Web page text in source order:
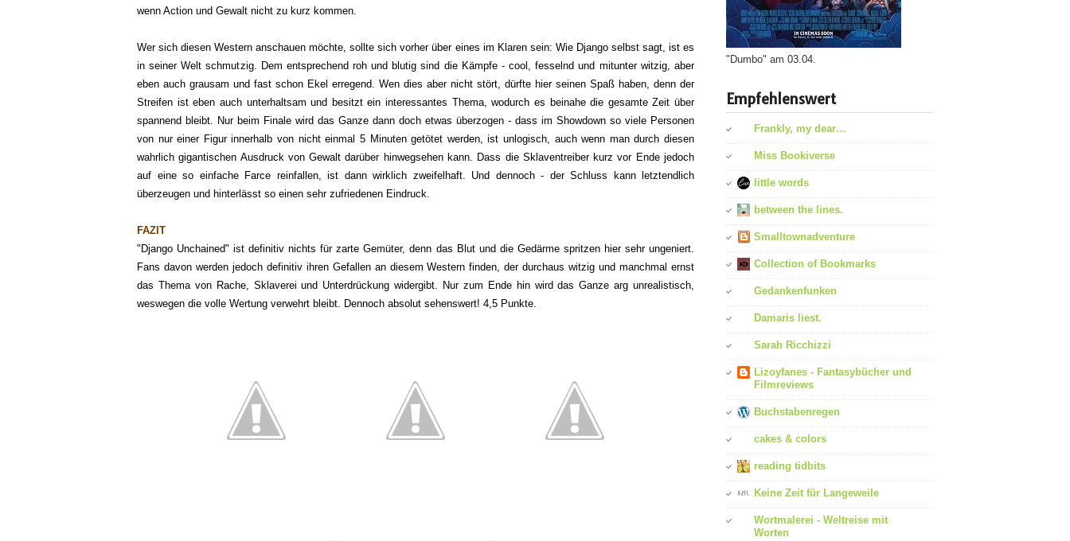
wenn Action und Gewalt nicht zu kurz kommen.
Wer sich diesen Western anschauen möchte, sollte sich vorher über eines im Klaren sein: Wie Django selbst sagt, ist es
in seiner Welt schmutzig. Dem entsprechend roh und blutig sind die Kämpfe - cool, fesselnd und mitunter witzig, aber
eben auch grausam und fast schon Ekel erregend. Wen dies aber nicht stört, dürfte hier seinen Spaß haben, denn der
Streifen ist eben auch unterhaltsam und besitzt ein interessantes Thema, wodurch es beinahe die gesamte Zeit über
spannend bleibt. Nur beim Finale wird das Ganze dann doch etwas überzogen - dass im Showdown so viele Personen
von nur einer Figur innerhalb von nicht einmal 5 Minuten getötet werden, ist unlogisch, auch wenn man durch diesen
wahrlich gigantischen Ausdruck von Gewalt darüber hinwegsehen kann. Dass die Sklaventreiber kurz vor Ende jedoch
auf eine so einfache Farce reinfallen, ist dann wirklich zweifelhaft. Und dennoch - der Schluss kann letztendlich
überzeugen und hinterlässt so einen sehr zufriedenen Eindruck.
FAZIT
"Django Unchained" ist definitiv nichts für zarte Gemüter, denn das Blut und die Gedärme spritzen hier sehr ungeniert.
Fans davon werden jedoch definitiv ihren Gefallen an diesem Western finden, der durchaus witzig und manchmal ernst
das Thema von Rache, Sklaverei und Unterdrückung widergibt. Nur zum Ende hin wird das Ganze arg unrealistisch,
weswegen die volle Wertung verwehrt bleibt. Dennoch absolut sehenswert! 4,5 Punkte.
"Dumbo" am 03.04.
Empfehlenswert
Frankly, my dear…
Miss Bookiverse
little words
between the lines.
Smalltownadventure
Collection of Bookmarks
Gedankenfunken
Damaris liest.
Sarah Ricchizzi
Lizoyfanes - Fantasybücher und
Filmreviews
Buchstabenregen
cakes & colors
reading tidbits
Keine Zeit für Langeweile
Wortmalerei - Weltreise mit
Worten